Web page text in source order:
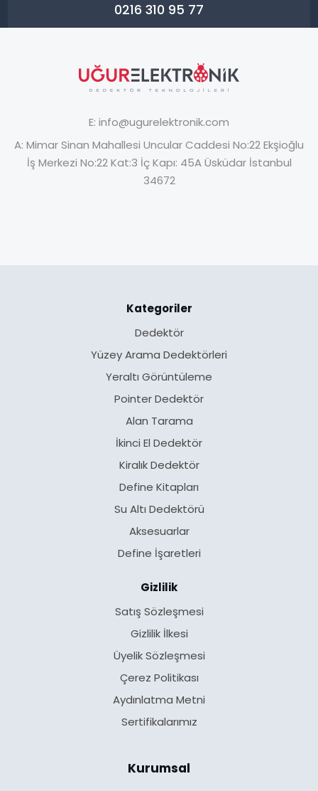
0216 310 95 77
E: info@ugurelektronik.com
A: Mimar Sinan Mahallesi Uncular Caddesi No:22 Ekşioğlu
İş Merkezi No:22 Kat:3 İç Kapı: 45A Üsküdar İstanbul
34672
Kategoriler
Dedektör
Yüzey Arama Dedektörleri
Yeraltı Görüntüleme
Pointer Dedektör
Alan Tarama
İkinci El Dedektör
Kiralık Dedektör
Define Kitapları
Su Altı Dedektörü
Aksesuarlar
Define İşaretleri
Gizlilik
Satış Sözleşmesi
Gizlilik İlkesi
Üyelik Sözleşmesi
Çerez Politikası
Aydınlatma Metni
Sertifikalarımız
Kurumsal